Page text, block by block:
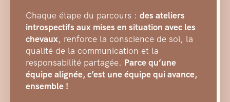
Chaque étape du parcours : des ateliers
introspectifs aux mises en situation avec les
chevaux, renforce la conscience de soi, la
qualité de la communication et la
responsabilité partagée. Parce qu’une
équipe alignée, c’est une équipe qui avance,
ensemble !